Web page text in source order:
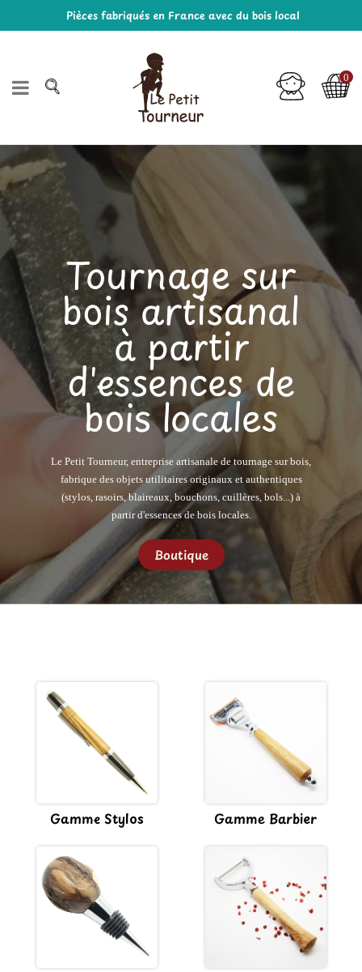
Pièces fabriqués en France avec du bois local
0
Tournage sur
bois artisanal
à partir
d'essences de
bois locales
Le Petit Tourneur, entreprise artisanale de tournage sur bois,
fabrique des objets utilitaires originaux et authentiques
(stylos, rasoirs, blaireaux, bouchons, cuillères, bols...) à
partir d'essences de bois locales.
Boutique
Gamme Stylos Gamme Barbier